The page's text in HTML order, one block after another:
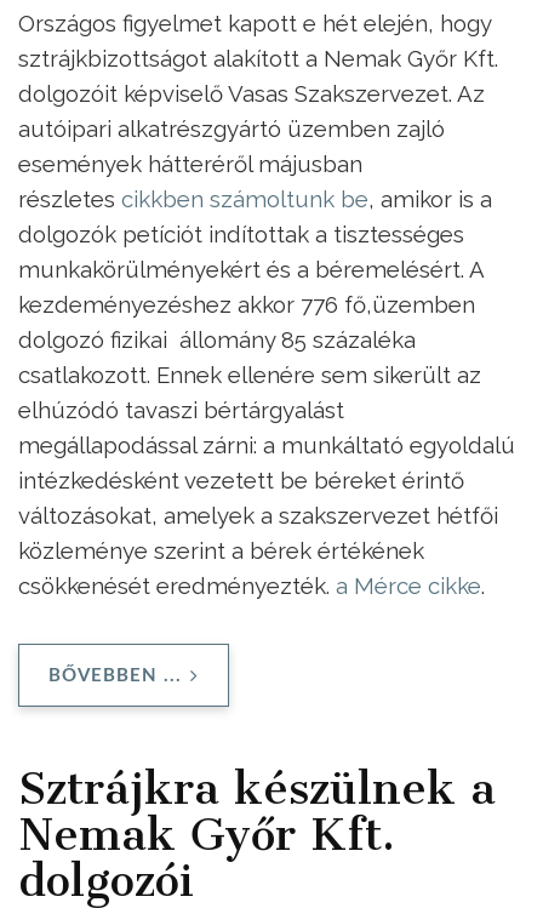
Országos figyelmet kapott e hét elején, hogy
sztrájkbizottságot alakított a Nemak Győr Kft.
dolgozóit képviselő Vasas Szakszervezet. Az
autóipari alkatrészgyártó üzemben zajló
események hátteréről májusban
részletes cikkben számoltunk be, amikor is a
dolgozók petíciót indítottak a tisztességes
munkakörülményekért és a béremelésért. A
kezdeményezéshez akkor 776 fő,üzemben
dolgozó fizikai állomány 85 százaléka
csatlakozott. Ennek ellenére sem sikerült az
elhúzódó tavaszi bértárgyalást
megállapodással zárni: a munkáltató egyoldalú
intézkedésként vezetett be béreket érintő
változásokat, amelyek a szakszervezet hétfői
közleménye szerint a bérek értékének
csökkenését eredményezték. a Mérce cikke.
BŐVEBBEN ...
Sztrájkra készülnek a
Nemak Győr Kft.
dolgozói